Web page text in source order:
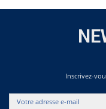
Inscrivez-